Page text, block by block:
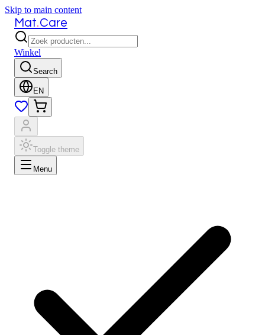
Skip to main content
Mat.Care
Winkel
Search
EN
Toggle theme
Menu